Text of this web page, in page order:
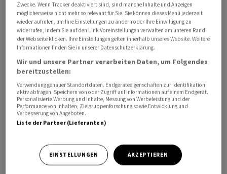
Das Biotech-UnternehmenMolecular Partnerswird am
Jahreskongress der American Association for Cancer
Research (AACR) von Ende April neue Studiendaten zu
seinen Radio-DARPin-Therapien in der
Krebsbehandlung vorlegen.
An drei Posterpräsentationen werde das Unternehmen
Daten für seinen Radio-DARPin-Kandidaten MP0712 für
gezielte Strahlentherapie bei kleinzelligem
Lungenkrebs, zu seiner Pb-basierte Radio-DARPin-
Therapie (RDT) zur Behandlung von soliden Tumoren
sowie neue Proof-of-Concept-Daten zu seinen CD3
Zwecke. Wenn Tracker deaktiviert sind, sind manche Inhalte und Anzeigen
möglicherweise nicht mehr so relevant für Sie. Sie können dieses Menü jederzeit
wieder aufrufen, um Ihre Einstellungen zu ändern oder Ihre Einwilligung zu
widerrufen, indem Sie auf den Link Voreinstellungen verwalten am unteren Rand
der Webseite klicken. Ihre Einstellungen gelten innerhalb unseres Website. Weitere
Informationen finden Sie in unserer Datenschutzerklärung.
Wir und unsere Partner verarbeiten Daten, um Folgendes
bereitzustellen:
Verwendung genauer Standortdaten. Endgeräteeigenschaften zur Identifikation
aktiv abfragen. Speichern von oder Zugriff auf Informationen auf einem Endgerät.
Personalisierte Werbung und Inhalte, Messung von Werbeleistung und der
Performance von Inhalten, Zielgruppenforschung sowie Entwicklung und
Verbesserung von Angeboten.
Liste der Partner (Lieferanten)
EINSTELLUNGEN AKZEPTIEREN